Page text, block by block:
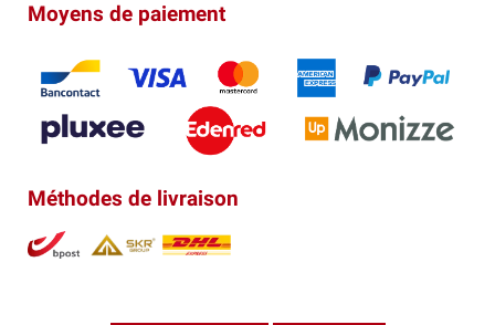
Moyens de paiement
Méthodes de livraison